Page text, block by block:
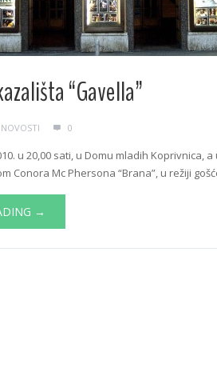
“Gavella”
NOVOSTI 0
u 20,00 sati, u Domu mladih Koprivnica,
Conora Mc Phersona “Brana”, u režiji
→